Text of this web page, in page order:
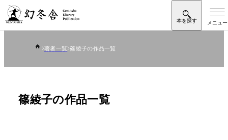
著者一覧 篠綾子の作品一覧
篠綾子の作品一覧